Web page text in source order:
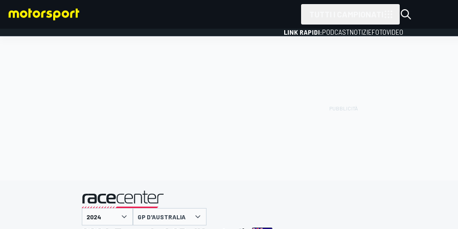
LINK RAPIDI:PODCASTNOTIZIEFOTOVIDEO
presentato da
GP D'AUSTRALIA